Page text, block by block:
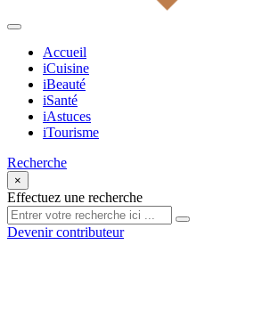
Accueil
iCuisine
iBeauté
iSanté
iAstuces
iTourisme
Recherche
×
Effectuez une recherche
Devenir contributeur